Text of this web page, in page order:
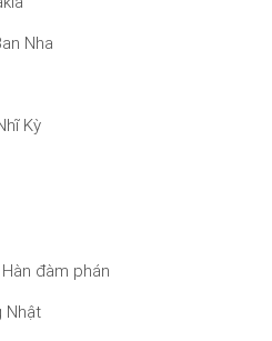
Nha
Kỳ
đàm phán
Nhật